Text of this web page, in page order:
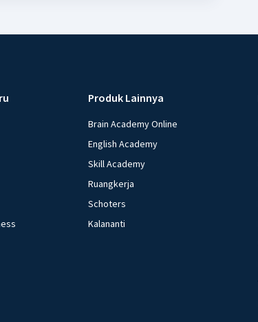
Produk Lainnya
Brain Academy Online
English Academy
Skill Academy
Ruangkerja
Schoters
Kalananti